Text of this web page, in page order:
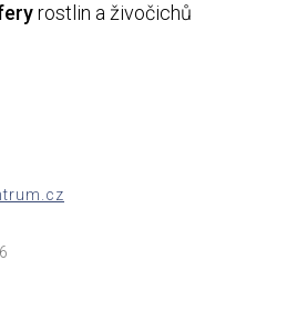
rostlin a živočichů